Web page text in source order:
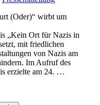
(Oder)“ wirbt um
„Kein Ort für Nazis in
mit friedlichen
von Nazis am
Im Aufruf des
erzielte am 24. …